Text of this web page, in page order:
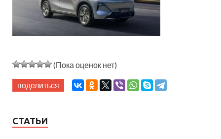
(Пока оценок нет)
поделиться
СТАТЬИ